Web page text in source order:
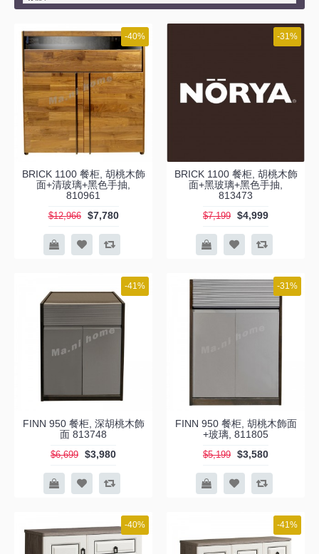
-40%
BRICK 1100 餐柜, 胡桃木飾
面+清玻璃+黑色手抽,
810961
$12,966 $7,780
-31%
BRICK 1100 餐柜, 胡桃木飾
面+黑玻璃+黑色手抽,
813473
$7,199 $4,999
-41%
FINN 950 餐柜, 深胡桃木飾
面 813748
$6,699 $3,980
-31%
FINN 950 餐柜, 胡桃木飾面
+玻璃, 811805
$5,199 $3,580
-40% -41%